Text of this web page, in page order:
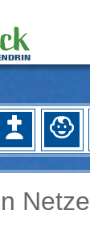
Netze